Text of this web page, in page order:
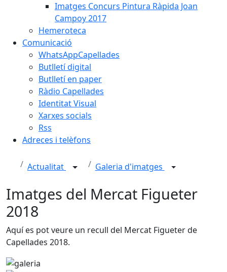
Imatges Concurs Pintura Ràpida Joan
Campoy 2017
Hemeroteca
Comunicació
WhatsAppCapellades
Butlletí digital
Butlletí en paper
Ràdio Capellades
Identitat Visual
Xarxes socials
Rss
Adreces i telèfons
Actualitat Galeria d'imatges
Imatges del Mercat Figueter
2018
Aquí es pot veure un recull del Mercat Figueter de
Capellades 2018.